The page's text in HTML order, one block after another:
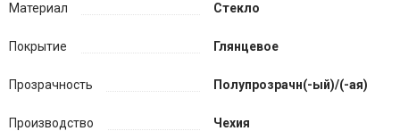
Материал Стекло
Покрытие Глянцевое
Прозрачность Полупрозрачн(-ый)/(-ая)
Производство Чехия